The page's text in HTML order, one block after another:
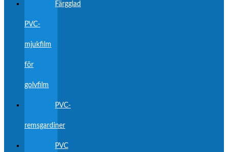
Färgglad
PVC-
mjukfilm
för
golvfilm
PVC-
remsgardiner
PVC